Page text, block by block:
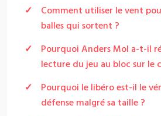
Comment utiliser le vent
balles qui sortent ?
Pourquoi Anders Mol a-t-il
lecture du jeu au bloc sur le
Pourquoi le libéro est-il le
défense malgré sa taille ?